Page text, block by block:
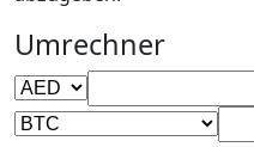
Umrechner